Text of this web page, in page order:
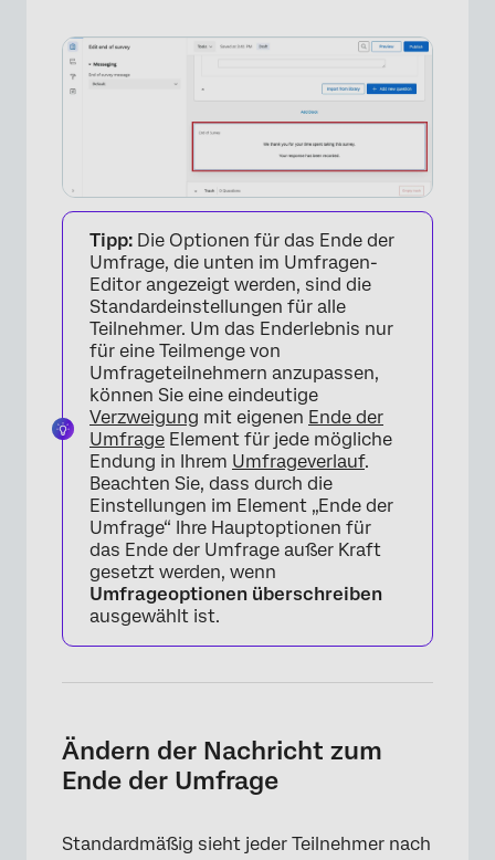
×
Tipp: Die Optionen für das Ende der
Umfrage, die unten im Umfragen-
Editor angezeigt werden, sind die
Standardeinstellungen für alle
Teilnehmer. Um das Enderlebnis nur
für eine Teilmenge von
Umfrageteilnehmern anzupassen,
können Sie eine eindeutige
Verzweigung mit eigenen Ende der
Umfrage Element für jede mögliche
Endung in Ihrem Umfrageverlauf.
Beachten Sie, dass durch die
Einstellungen im Element „Ende der
Umfrage“ Ihre Hauptoptionen für
das Ende der Umfrage außer Kraft
gesetzt werden, wenn
Umfrageoptionen überschreiben
ausgewählt ist.
Ändern der Nachricht zum
Ende der Umfrage
Standardmäßig sieht jeder Teilnehmer nach